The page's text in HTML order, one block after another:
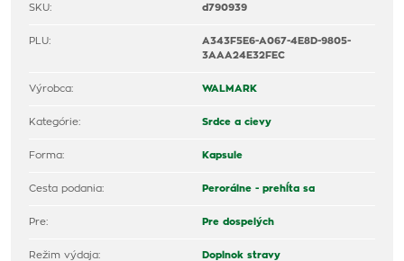
SKU: d790939
PLU:
A343F5E6-A067-4E8D-9805-
3AAA24E32FEC
Výrobca: WALMARK
Kategórie: Srdce a cievy
Forma: Kapsule
Cesta podania: Perorálne - prehĺta sa
Pre: Pre dospelých
Režim výdaja: Doplnok stravy